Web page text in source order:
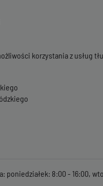
korzystania z usług
poniedziałek: 8:00 - 16:00,